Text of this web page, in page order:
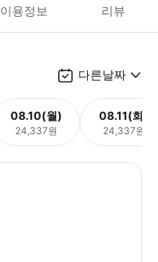
이용정보 리뷰
다른날짜
08.10(월)
24,337원
08.11(화)
24,337원